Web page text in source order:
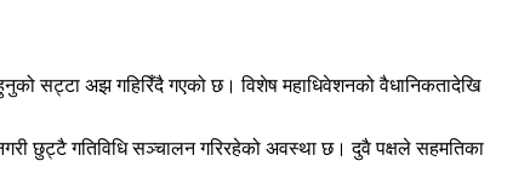
सट्टा अझ गहिरिँदै गएको छ। विशेष महाधिवेशनको वैधानिकतादेखि
छुट्टै गतिविधि सञ्चालन गरिरहेको अवस्था छ। दुवै पक्षले सहमतिका